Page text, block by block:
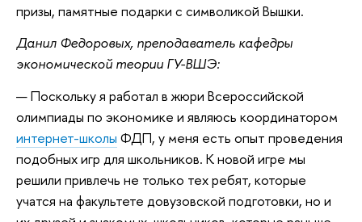
призы, памятные подарки с символикой Вышки.
Данил Федоровых, преподаватель кафедры
экономической теории ГУ-ВШЭ:
— Поскольку я работал в жюри Всероссийской
олимпиады по экономике и являюсь координатором
интернет-школы ФДП, у меня есть опыт проведения
подобных игр для школьников. К новой игре мы
решили привлечь не только тех ребят, которые
учатся на факультете довузовской подготовки, но и